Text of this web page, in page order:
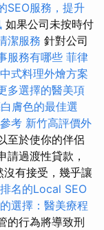
SEO服務，提升
如果公司未按時付
潔服務 針對公司
服務有哪些 菲律
中式料理外燴方案
多選擇的醫美項
膚色的最佳選
考 新竹高評價外
至於使你的伴侶
請過渡性貸款，
有接受，幾乎讓
名的Local SEO
選擇：醫美療程
的行為將導致刑